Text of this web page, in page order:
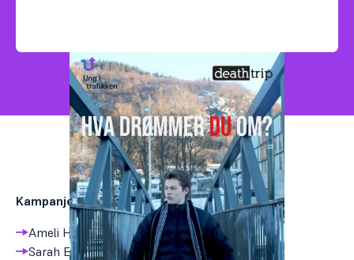
Kampanjen er laget av:
Ameli Henschien Årsæther
Sarah Erichsen